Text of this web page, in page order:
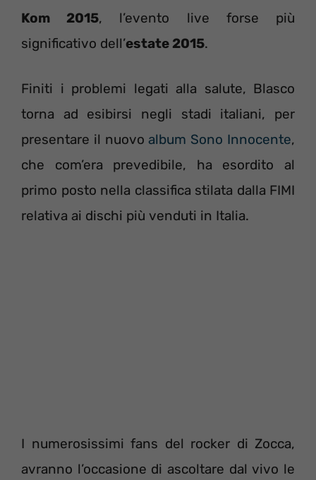
Kom 2015, l’evento live forse più
significativo dell’estate 2015.
Finiti i problemi legati alla salute, Blasco
torna ad esibirsi negli stadi italiani, per
presentare il nuovoalbum Sono Innocente,
che com’era prevedibile, ha esordito al
primo posto nella classifica stilata dalla FIMI
relativa ai dischi più venduti in Italia.
I numerosissimi fans del rocker di Zocca,
avranno l’occasione di ascoltare dal vivo le